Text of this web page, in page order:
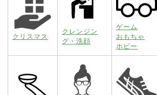
クリスマス
クレンジン
グ・洗顔
ゲーム
おもちゃ
ホビー